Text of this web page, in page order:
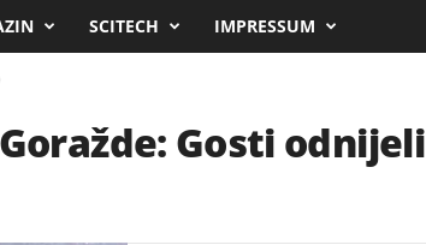
SCITECH IMPRESSUM
Gosti odnijeli